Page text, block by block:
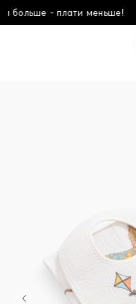
- плати меньше!